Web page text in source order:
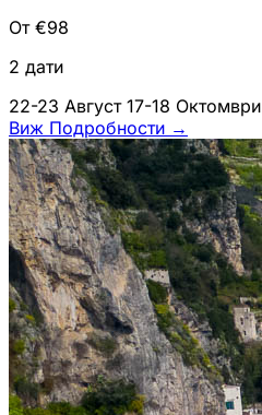
От €98
2 дати
22-23 Август 17-18 Октомври
Виж Подробности →